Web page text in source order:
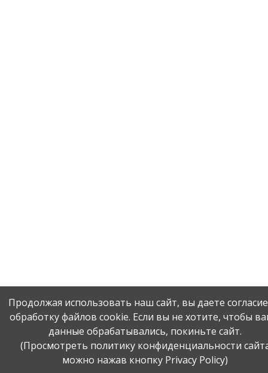
Продолжая использовать наш сайт, вы даете
обработку файлов cookie. Если вы не хотите, чтобы
данные обрабатывались, покиньте сайт.
(Просмотреть политику конфиденциальности
можно нажав кнопку Privacy Policy)